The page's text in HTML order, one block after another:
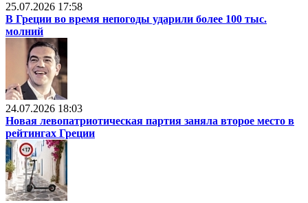
25.07.2026 17:58
В Греции во время непогоды ударили более 100 тыс.
молний
24.07.2026 18:03
Новая левопатриотическая партия заняла второе место в
рейтингах Греции